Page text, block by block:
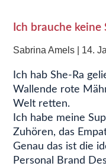
Ich brauche
Sabrina Amels 14.
Ich hab She-Ra
Wallende rote
Welt retten.
Ich habe meine
Zuhören, das
Genau das ist die
Personal Brand